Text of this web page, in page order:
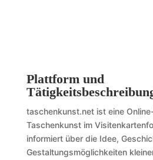
Plattform und
taschenkunst.net ist eine
Taschenkunst im
informiert über die Idee,
Gestaltungsmöglichkeiten